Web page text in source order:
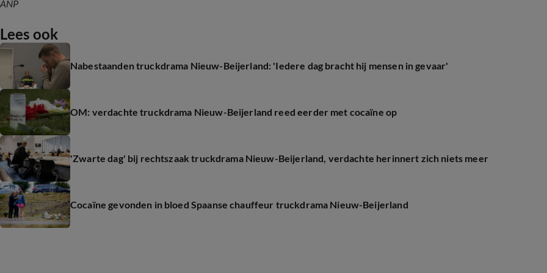
ANP
Lees ook
Nabestaanden truckdrama Nieuw-Beijerland: 'Iedere dag bracht hij mensen in gevaar'
OM: verdachte truckdrama Nieuw-Beijerland reed eerder met cocaïne op
'Zwarte dag' bij rechtszaak truckdrama Nieuw-Beijerland, verdachte herinnert zich niets meer
Cocaïne gevonden in bloed Spaanse chauffeur truckdrama Nieuw-Beijerland